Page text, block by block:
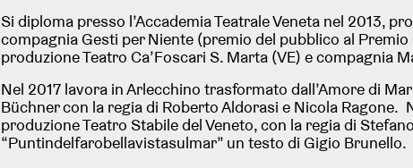
Si diploma presso l’Accademia Teatrale Veneta nel 2013,
compagnia Gesti per Niente (premio del pubblico al
produzione Teatro Ca’Foscari S. Marta (VE) e compagnia
Nel 2017 lavora in Arlecchino trasformato dall’Amore di
Büchner con la regia di Roberto Aldorasi e Nicola Ragone.
produzione Teatro Stabile del Veneto, con la regia di
“Puntindelfarobellavistasulmar” un testo di Gigio Brunello.